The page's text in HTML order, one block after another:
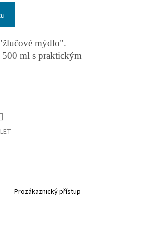
mýdlo".
ml s praktickým
Prozákaznický přístup